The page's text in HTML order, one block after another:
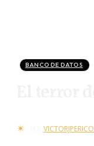
BANCO DE DATOS
VICTORJPERICO